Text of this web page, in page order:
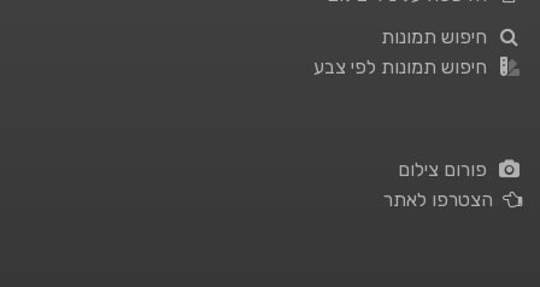
חיפוש תמונות
חיפוש תמונות לפי צבע
פורום צילום
הצטרפו לאתר